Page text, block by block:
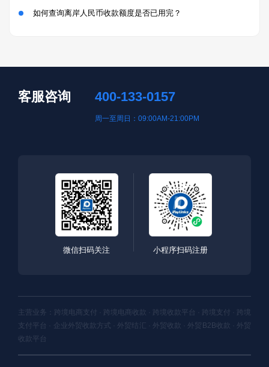
如何查询离岸人民币收款额度是否已用完？
客服咨询 400-133-0157
周一至周日：09:00AM-21:00PM
微信扫码关注 小程序扫码注册
主营业务：跨境电商支付 · 跨境电商收款 · 跨境收款平台 · 跨境支付 · 跨境
支付平台 · 企业外贸收款方式 · 外贸结汇 · 外贸收款 · 外贸B2B收款 · 外贸
收款平台